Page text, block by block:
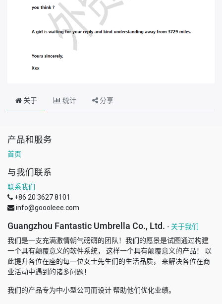
关于 统计 分享
产品和服务
首页
与我们联系
联系我们
+86 20 3627 8101
info@goooleee.com
Guangzhou Fantastic Umbrella Co., Ltd. - 关于我们
我们是一支充满激情朝气磅礴的团队！我们的愿景是试图通过构建
一个具有颠覆意义的软件系统， 这样一个具有颠覆意义的产品！ 以
此提升各位在座的每一位女士先生们的生活品质， 来解决各位在商
业活动中遇到的诸多问题！
我们的产品专为中小型公司而设计 帮助他们优化业绩。